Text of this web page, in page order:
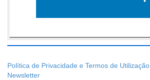
Política de Privacidade e Termos de Utilização
Newsletter